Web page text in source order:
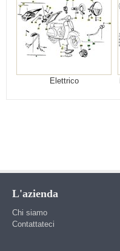
Elettrico
L'azienda
Chi siamo
Contattateci